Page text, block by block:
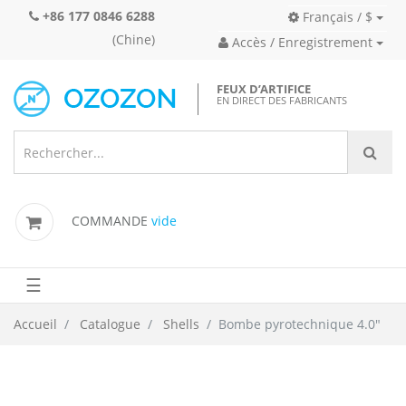
+86 177 0846 6288
(Chine)
Français / $
Accès / Enregistrement
FEUX D’ARTIFICE
EN DIRECT DES FABRICANTS
COMMANDE vide
☰
Accueil Catalogue Shells Bombe pyrotechnique 4.0"